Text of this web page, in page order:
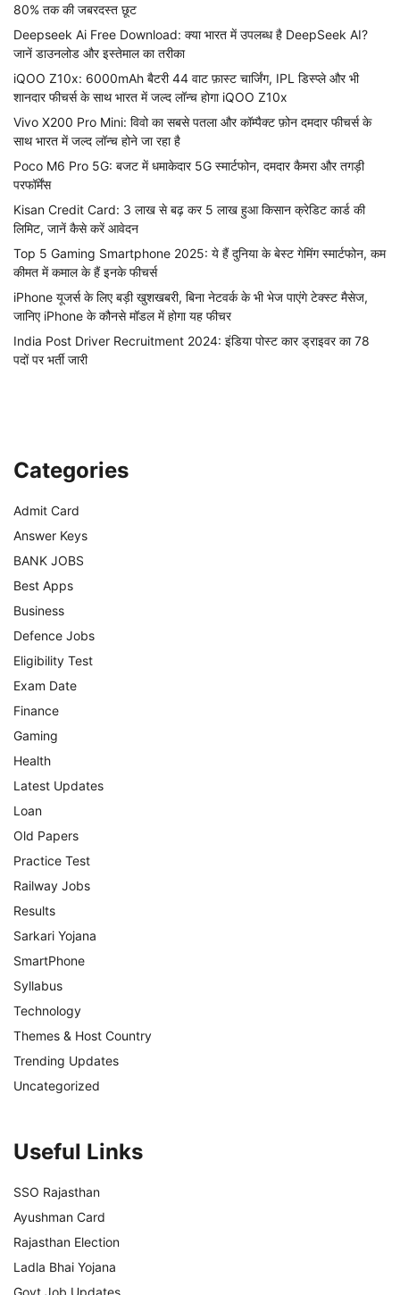
80% तक की जबरदस्त छूट
Deepseek Ai Free Download: क्या भारत में उपलब्ध है DeepSeek AI?
जानें डाउनलोड और इस्तेमाल का तरीका
iQOO Z10x: 6000mAh बैटरी 44 वाट फ़ास्ट चार्जिंग, IPL डिस्प्ले और भी
शानदार फीचर्स के साथ भारत में जल्द लॉन्च होगा iQOO Z10x
Vivo X200 Pro Mini: विवो का सबसे पतला और कॉम्पैक्ट फ़ोन दमदार फीचर्स के
साथ भारत में जल्द लॉन्च होने जा रहा है
Poco M6 Pro 5G: बजट में धमाकेदार 5G स्मार्टफोन, दमदार कैमरा और तगड़ी
परफॉर्मेंस
Kisan Credit Card: 3 लाख से बढ़ कर 5 लाख हुआ किसान क्रेडिट कार्ड की
लिमिट, जानें कैसे करें आवेदन
Top 5 Gaming Smartphone 2025: ये हैं दुनिया के बेस्ट गेमिंग स्मार्टफोन, कम
कीमत में कमाल के हैं इनके फीचर्स
iPhone यूजर्स के लिए बड़ी खुशखबरी, बिना नेटवर्क के भी भेज पाएंगे टेक्स्ट मैसेज,
जानिए iPhone के कौनसे मॉडल में होगा यह फीचर
India Post Driver Recruitment 2024: इंडिया पोस्ट कार ड्राइवर का 78
पदों पर भर्ती जारी
Categories
Admit Card
Answer Keys
BANK JOBS
Best Apps
Business
Defence Jobs
Eligibility Test
Exam Date
Finance
Gaming
Health
Latest Updates
Loan
Old Papers
Practice Test
Railway Jobs
Results
Sarkari Yojana
SmartPhone
Syllabus
Technology
Themes & Host Country
Trending Updates
Uncategorized
Useful Links
SSO Rajasthan
Ayushman Card
Rajasthan Election
Ladla Bhai Yojana
Govt Job Updates